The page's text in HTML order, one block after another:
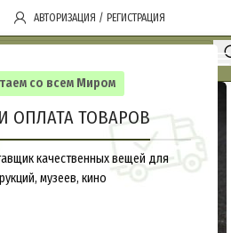
со всем Миром
ОПЛАТА ТОВАРОВ
качественных вещей для
музеев, кино
АВТОРИЗАЦИЯ / РЕГИСТРАЦИЯ